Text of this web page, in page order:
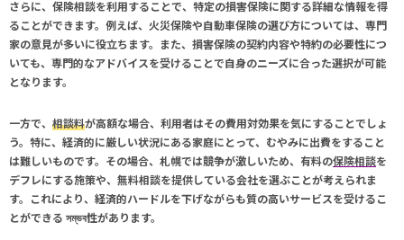
さらに、 保険相談を利用することで、特定の損害保険に関する詳細な情報を得
ることができます。例えば、火災保険や自動車保険の選び方については、専門
家の意見が多いに役立ちます。また、損害保険の契約内容や特約の必要性につ
いても、専門的なアドバイスを受けることで自身のニーズに合った選択が可能
となります。
一方で、 相談料が高額な場合、利用者はその費用対効果を気にすることでしょ
う。特に、経済的に厳しい状況にある家庭にとって、むやみに出費をすること
は難しいものです。その場合、札幌では競争が激しいため、有料の保険相談を
デフレにする施策や、無料相談を提供している会社を選ぶことが考えられま
す。これにより、経済的ハードルを下げながらも質の高いサービスを受けるこ
とができる সম্ভব性があります。